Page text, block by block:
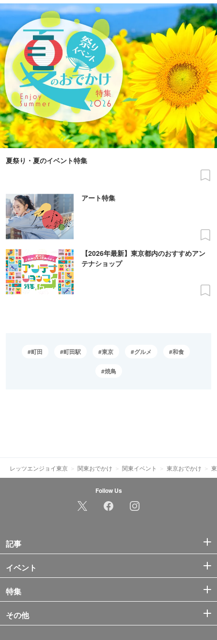
夏祭り・夏のイベント特集
アート特集
【2026年最新】東京都内のおすすめアン
テナショップ
町田 町田駅 東京 グルメ 和食
焼鳥
レッツエンジョイ東京 関東おでかけ 関東イベント 東京おでかけ
Follow Us
記事
イベント
特集
その他